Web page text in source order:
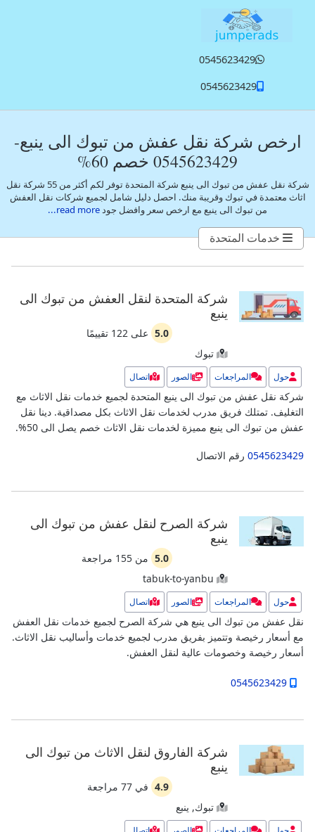
0545623429
0545623429
ارخص شركة نقل عفش من تبوك الى ينبع-
0545623429 خصم 60%
شركة نقل عفش من تبوك الى ينبع شركة المتحدة توفر لكم أكثر من 55 شركة نقل
اثاث معتمدة في تبوك وقريبة منك. احصل دليل شامل لجميع شركات نقل العفش
من تبوك الى ينبع مع ارخص سعر وافضل جودread more...
خدمات المتحدة
شركة المتحدة لنقل العفش من تبوك الى
ينبع
5.0 على 122 تقييمًا
تبوك
حول المراجعات الصور اتصال
شركة نقل عفش من تبوك الى ينبع المتحدة لجميع خدمات نقل الاثاث مع
التغليف. تمتلك فريق مدرب لخدمات نقل الاثاث بكل مصداقية. دينا نقل
عفش من تبوك الى ينبع مميزة لخدمات نقل الاثاث خصم يصل الى 50%.
0545623429 رقم الاتصال
شركة الصرح لنقل عفش من تبوك الى
ينبع
5.0 من 155 مراجعة
tabuk-to-yanbu
حول المراجعات الصور اتصال
نقل عفش من تبوك الى ينبع هي شركة الصرح لجميع خدمات نقل العفش
مع أسعار رخيصة وتتميز بفريق مدرب لجميع خدمات وأساليب نقل الاثاث.
أسعار رخيصة وخصومات عالية لنقل العفش.
0545623429
شركة الفاروق لنقل الاثاث من تبوك الى
ينبع
4.9 في 77 مراجعة
تبوك, ينبع